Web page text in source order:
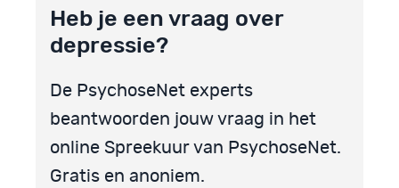
Heb je een vraag over
depressie?
De PsychoseNet experts
beantwoorden jouw vraag in het
online Spreekuur van PsychoseNet.
Gratis en anoniem.